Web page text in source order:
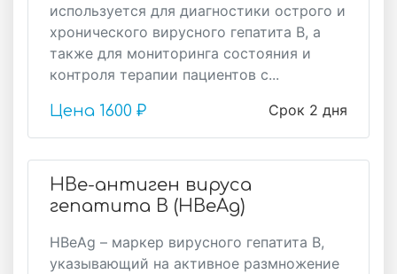
используется для диагностики острого и
хронического вирусного гепатита В, а
также для мониторинга состояния и
контроля терапии пациентов с...
Срок 2 дня
Цена 1600 ₽
HBе-антиген вируса
гепатита В (HBеAg)
HBeAg – маркер вирусного гепатита В,
указывающий на активное размножение